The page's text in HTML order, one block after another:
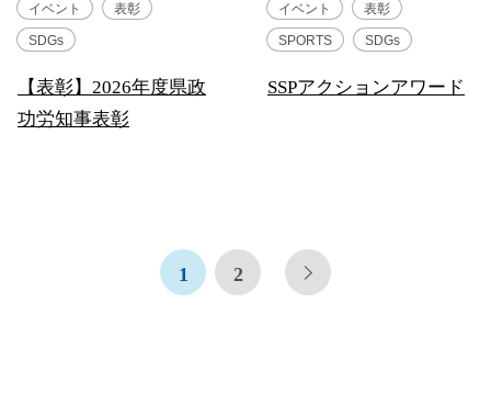
イベント 表彰
SDGs
【表彰】2026年度県政
功労知事表彰
イベント 表彰
SPORTS SDGs
SSPアクションアワード
1 2